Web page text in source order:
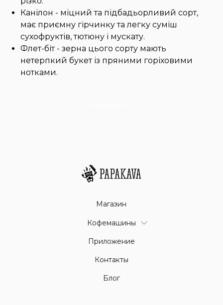
Канілон - міцний та підбадьорливий сорт,
має приємну гірчинку та легку суміш
сухофруктів, тютюну і мускату.
Флет-біт - зерна цього сорту мають
нетерпкий букет із пряними горіховими
нотками.
Магазин
Кофемашины
Приложение
Контакты
Блог